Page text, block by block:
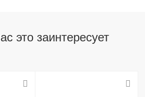
это заинтересует